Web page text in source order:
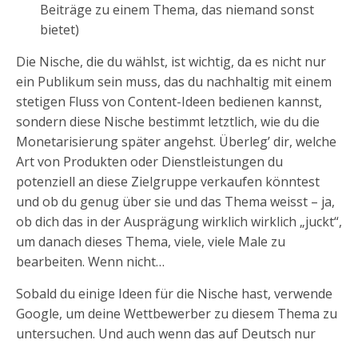
Beiträge zu einem Thema, das niemand sonst
bietet)
Die Nische, die du wählst, ist wichtig, da es nicht nur
ein Publikum sein muss, das du nachhaltig mit einem
stetigen Fluss von Content-Ideen bedienen kannst,
sondern diese Nische bestimmt letztlich, wie du die
Monetarisierung später angehst. Überleg’ dir, welche
Art von Produkten oder Dienstleistungen du
potenziell an diese Zielgruppe verkaufen könntest
und ob du genug über sie und das Thema weisst – ja,
ob dich das in der Ausprägung wirklich wirklich „juckt“,
um danach dieses Thema, viele, viele Male zu
bearbeiten. Wenn nicht…
Sobald du einige Ideen für die Nische hast, verwende
Google, um deine Wettbewerber zu diesem Thema zu
untersuchen. Und auch wenn das auf Deutsch nur